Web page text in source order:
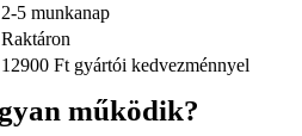
2-5 munkanap
Raktáron
12900 Ft gyártói kedvezménnyel
működik?